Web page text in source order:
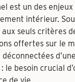
est un des
intérieur.
aux seuls critères
offertes sur le
le besoin crucial